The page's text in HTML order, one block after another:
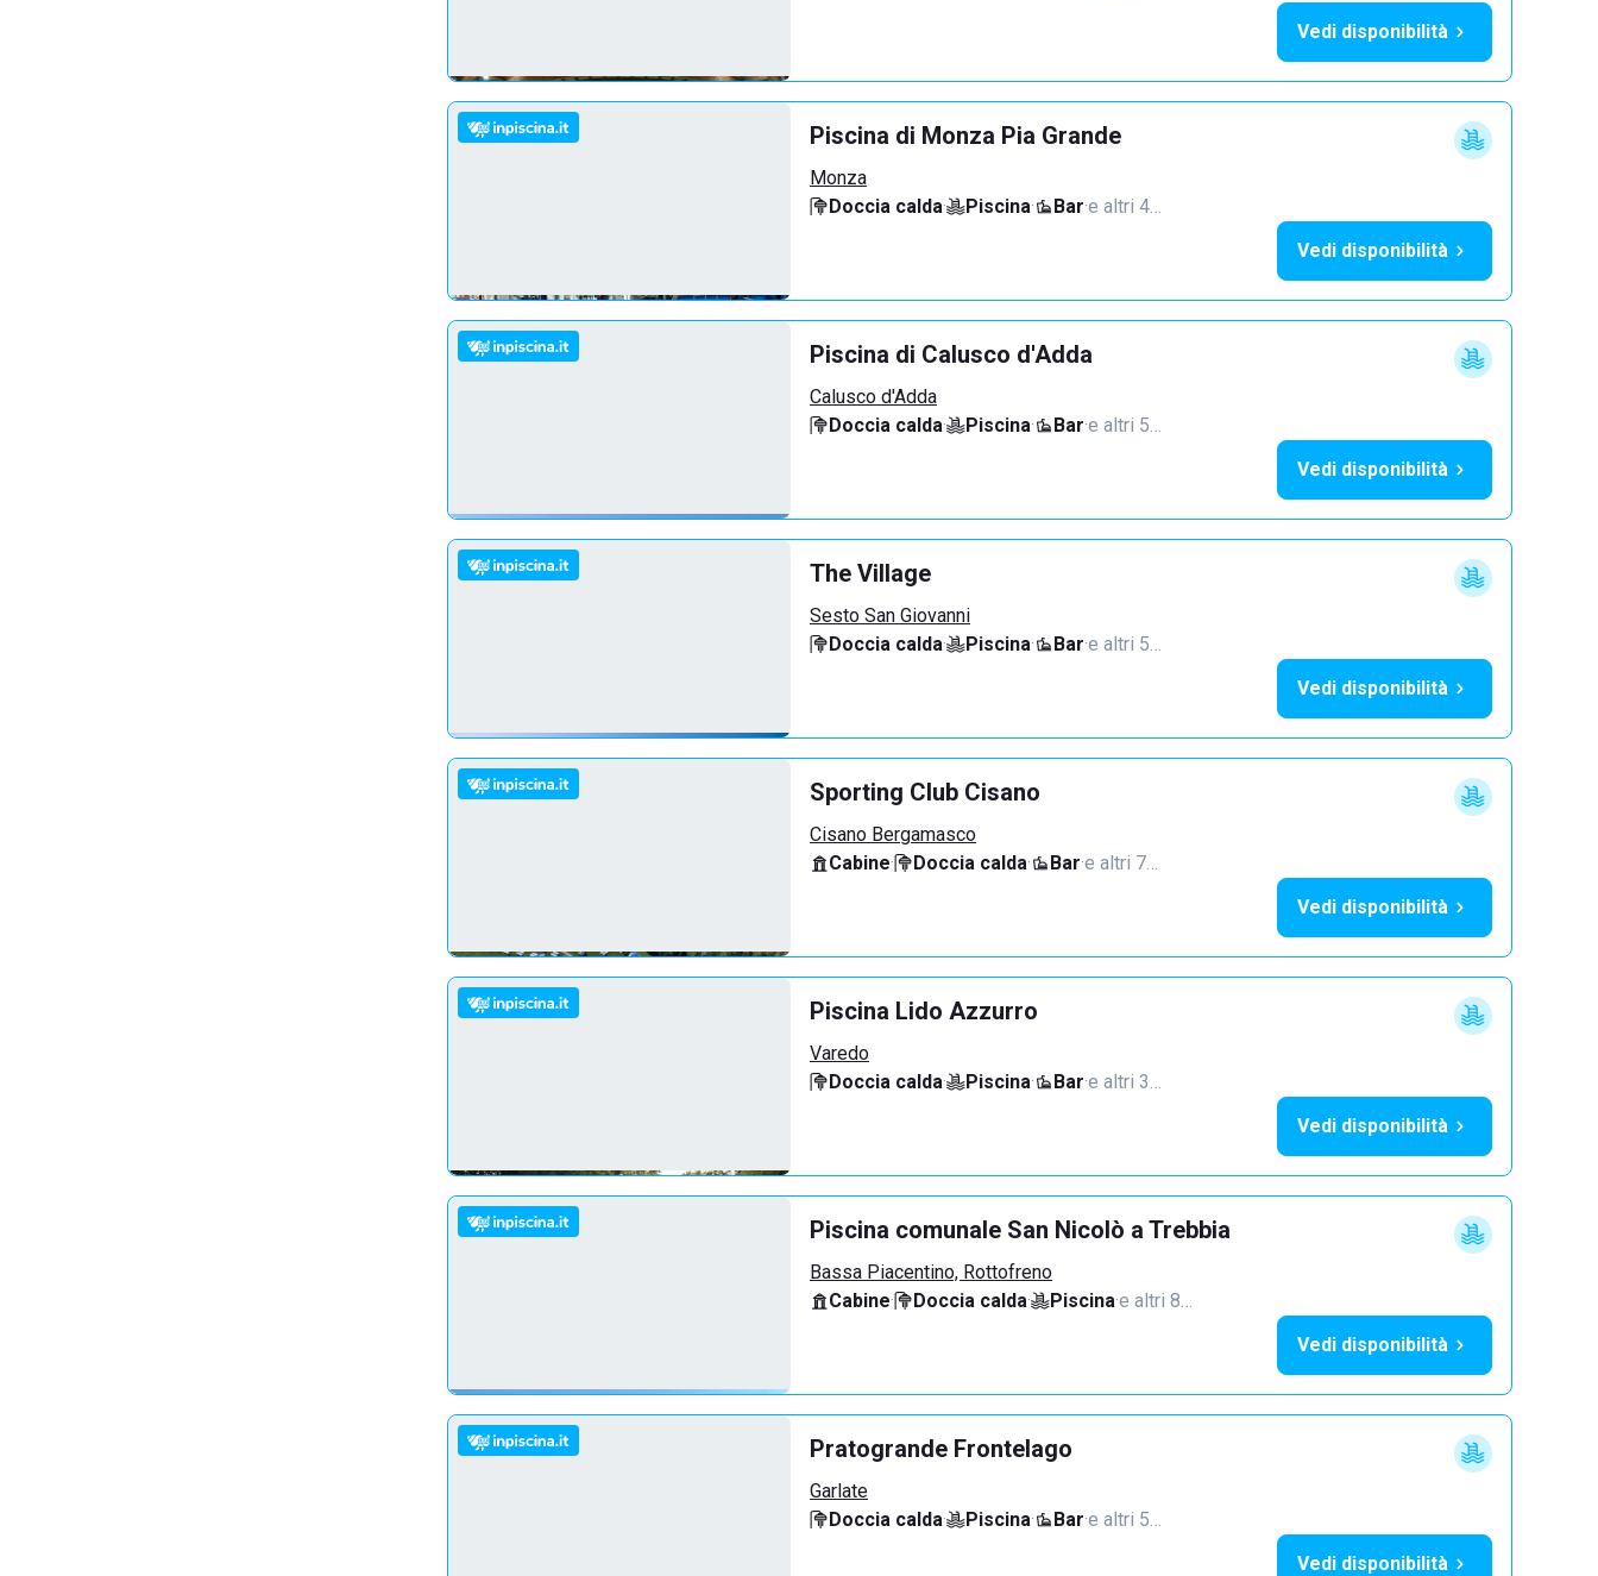
Vedi disponibilità
Piscina di Monza Pia Grande
Monza
Doccia calda· Piscina· Bar·e altri 4…
Vedi disponibilità
Piscina di Calusco d'Adda
Calusco d'Adda
Doccia calda· Piscina· Bar·e altri 5…
Vedi disponibilità
The Village
Sesto San Giovanni
Doccia calda· Piscina· Bar·e altri 5…
Vedi disponibilità
Sporting Club Cisano
Cisano Bergamasco
Cabine· Doccia calda· Bar·e altri 7…
Vedi disponibilità
Piscina Lido Azzurro
Varedo
Doccia calda· Piscina· Bar·e altri 3…
Vedi disponibilità
Piscina comunale San Nicolò a Trebbia
Bassa Piacentino, Rottofreno
Cabine· Doccia calda· Piscina·e altri 8…
Vedi disponibilità
Pratogrande Frontelago
Garlate
Doccia calda· Piscina· Bar·e altri 5…
Vedi disponibilità